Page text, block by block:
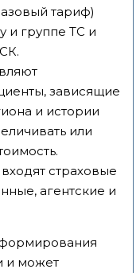
тариф)
и группе ТС и
зависящие
и истории
или
страховые
агентские и
и может